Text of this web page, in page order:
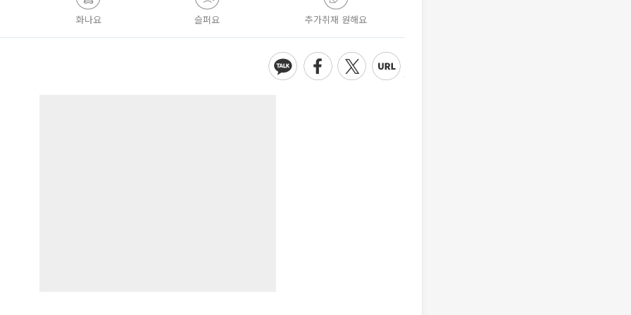
화나요 슬퍼요 추가취재 원해요